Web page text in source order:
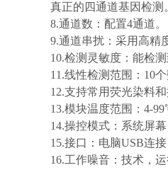
真正的四通道基因检
8.通道数：配置4通道。
9.通道串扰：采用高精
10.检测灵敏度：能检
11.线性检测范围：10
12.支持常用荧光染料和
13.模块温度范围：4-
14.操控模式：系统屏
15.接口：电脑USB连接
16.工作噪音： 技术，